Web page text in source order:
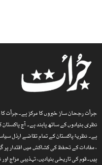
جرأت رجحان ساز خبروں کا مرکز ہے۔جرأت
نظری بنیادوں کے ساتھ پابند ہے۔ آج
ہے۔ نظریۂ پاکستان کے تمام تقاضے ارذل
، مفادات کے تحفظ کی کشاکش میں اقتدار پر
ہیں۔قوم کی تاریخی بنیادیں، تہذیبی